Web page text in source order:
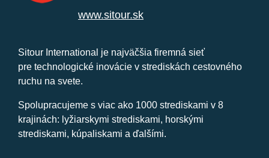
www.sitour.sk
Sitour International je najväčšia firemná sieť
pre technologické inovácie v strediskách cestovného
ruchu na svete.
Spolupracujeme s viac ako 1000 strediskami v 8
krajinách: lyžiarskymi strediskami, horskými
strediskami, kúpaliskami a ďalšími.